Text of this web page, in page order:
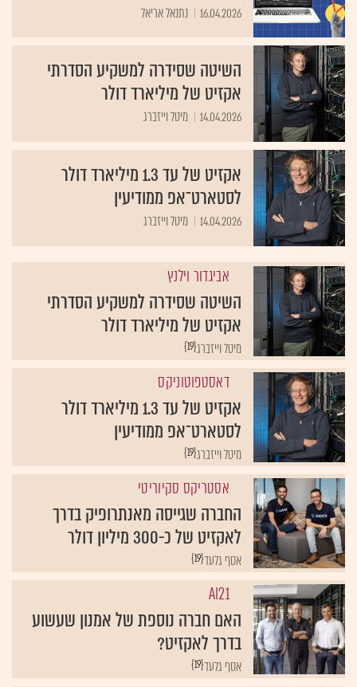
16.04.2026 נתנאל אריאל
השיטה שסידרה למשקיע הסדרתי
אקזיט של מיליארד דולר
14.04.2026 מיטל וייזברג
אקזיט של עד 1.3 מיליארד דולר
לסטארט־אפ ממודיעין
14.04.2026 מיטל וייזברג
אביגדור וילנץ
השיטה שסידרה למשקיע הסדרתי
אקזיט של מיליארד דולר
{19}מיטל וייזברג
דאסטפוטוניקס
אקזיט של עד 1.3 מיליארד דולר
לסטארט־אפ ממודיעין
{19}מיטל וייזברג
אסטריקס סקיוריטי
החברה שגייסה מאנתרופיק בדרך
לאקזיט של כ-300 מיליון דולר
{19}אסף גלעד
AI21
האם חברה נוספת של אמנון שעשוע
בדרך לאקזיט?
{19}אסף גלעד